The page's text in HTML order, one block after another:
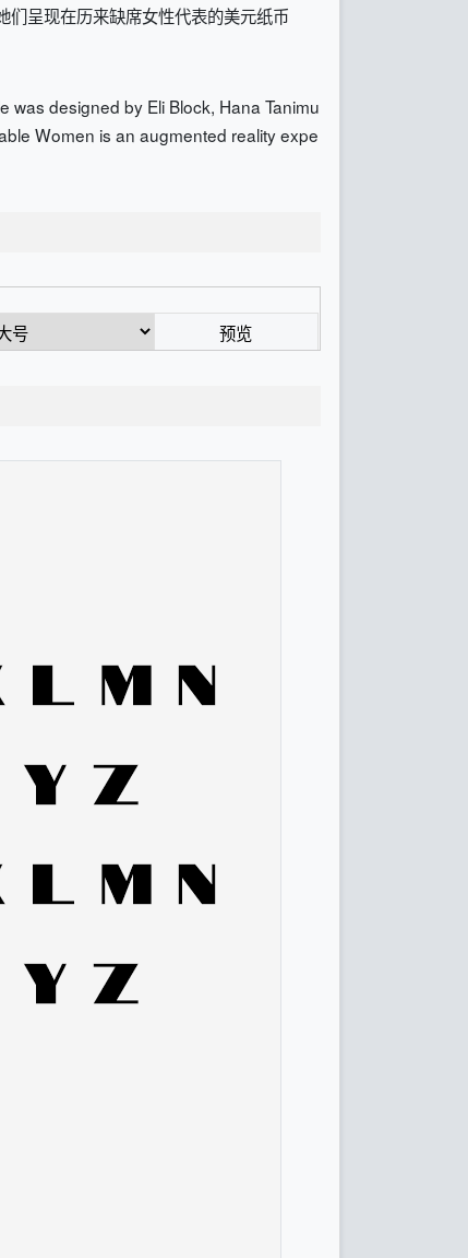
们呈现在历来缺席女性代表的美元纸币
was designed by Eli Block, Hana Tanimu
Women is an augmented reality expe
预览